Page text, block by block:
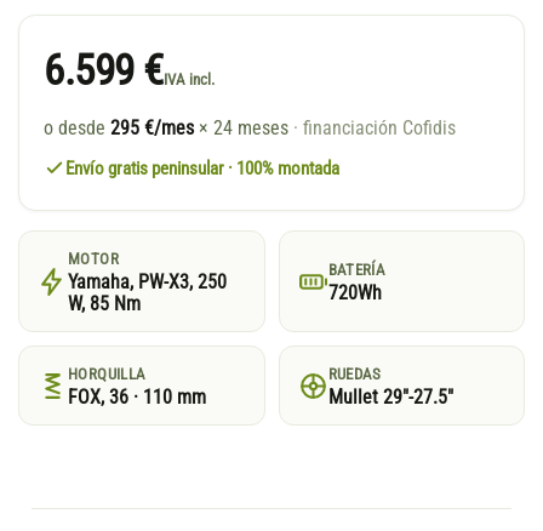
6.599 €IVA incl.
o desde 295 €/mes × 24 meses · financiación Cofidis
Envío gratis peninsular · 100% montada
MOTOR
Yamaha, PW-X3, 250
W, 85 Nm
BATERÍA
720Wh
HORQUILLA
FOX, 36 · 110 mm
RUEDAS
Mullet 29"-27.5"